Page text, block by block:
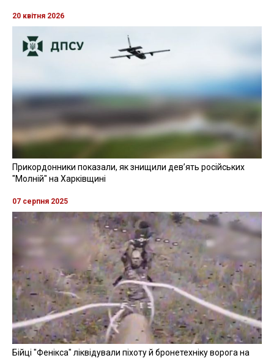
20 квітня 2026
Прикордонники показали, як знищили девʼять російських
"Молній" на Харківщині
07 серпня 2025
Бійці "Фенікса" ліквідували піхоту й бронетехніку ворога на